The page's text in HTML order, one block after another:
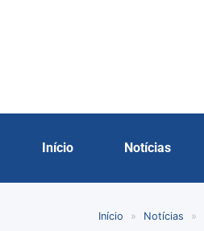
Início Notícias
Início » Notícias »